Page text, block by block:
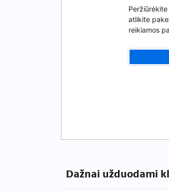
atlikite
reikiamos
Dažnai užduodami